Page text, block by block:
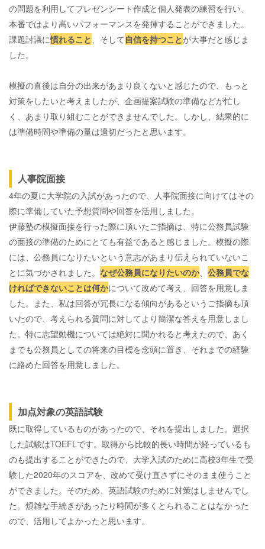
の問題を利用してプレゼンシート作成と個人発表の練習を行い、
本番ではより高いパフォーマンスを発揮することができました。
課題討議に慣れること 、そして 自信を持つことが大事だと感じま
した。
模擬の直後は自分の出来があまり良くないと感じたので、もっと
対策をしたいと考えましたが、企画提案試験の準備などが忙し
く、あまり取り組むことができませんでした。しかし、結果的に
は準備時間や準備の量は適切だったと思います。
人事院面接
4年の夏に大学院の入試があったので、人事院面接に向けてはその
際に準備していた予想質問や回答を活用しました。
伊藤塾の模擬面接を行った際に頂いたご指摘は、特に公務員試験
の面接の準備のためにとても有益であると感じました。模擬の際
には、公務員になりたいという意志があまり伝えられていないこ
とに気づかされました。 なぜ公務員になりたいのか、 公務員でな
ければできないことは何かについて改めて考え、回答を用意しま
した。また、私は回答が冗長になる傾向があるというご指摘も頂
いたので、考えられる質問に対してより簡潔な答えを用意しまし
た。特に志望動機については絶対に聞かれると考えたので、あく
までも公務員としての将来の目標を念頭に置き、それまでの経験
に絡めた回答を用意しました。
加点対象の英語試験
既に取得しているものがあったので、それを提出しました。選択
した試験はTOEFLです。取得から比較的長い時間が経っているも
のも提出することができたので、大学入試のために高校3年生で受
験した2020年のスコアを、改めて受け直さずにそのまま使うこと
ができました。そのため、英語試験のために対策はしませんでし
た。煩雑な手続きがあったり時間が多くとられることはなかった
ので、活用してよかったと思います。